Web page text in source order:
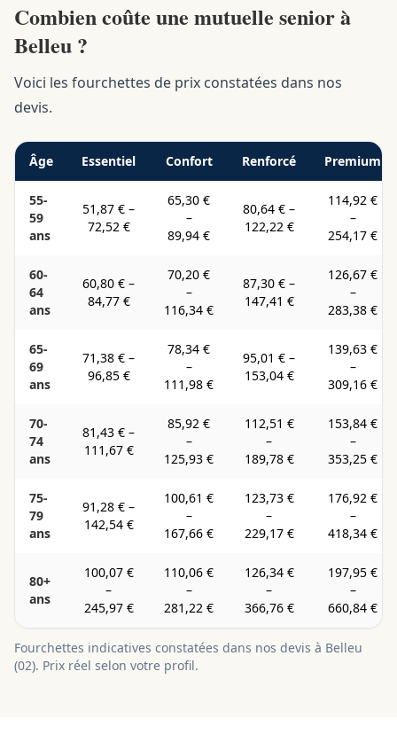
Combien coûte une mutuelle senior à
Belleu ?
Voici les fourchettes de prix constatées dans nos
devis.
Âge Essentiel Confort Renforcé Premium
55-
59
ans
51,87 € –
72,52 €
65,30 €
–
89,94 €
80,64 € –
122,22 €
114,92 €
–
254,17 €
60-
64
ans
60,80 € –
84,77 €
70,20 €
–
116,34 €
87,30 € –
147,41 €
126,67 €
–
283,38 €
65-
69
ans
71,38 € –
96,85 €
78,34 €
–
111,98 €
95,01 € –
153,04 €
139,63 €
–
309,16 €
70-
74
ans
81,43 € –
111,67 €
85,92 €
–
125,93 €
112,51 €
–
189,78 €
153,84 €
–
353,25 €
75-
79
ans
91,28 € –
142,54 €
100,61 €
–
167,66 €
123,73 €
–
229,17 €
176,92 €
–
418,34 €
80+
ans
100,07 €
–
245,97 €
110,06 €
–
281,22 €
126,34 €
–
366,76 €
197,95 €
–
660,84 €
Fourchettes indicatives constatées dans nos devis à Belleu
(02). Prix réel selon votre profil.